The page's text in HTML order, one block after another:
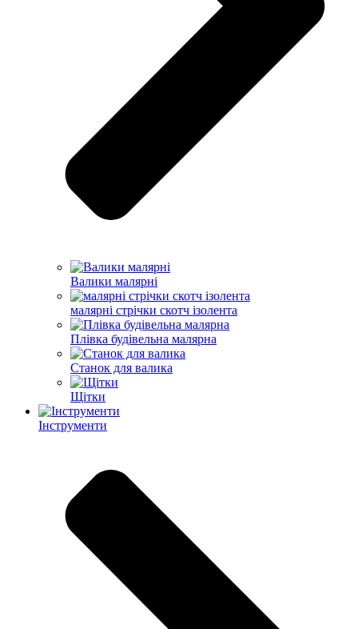
Валики малярні
малярні стрічки скотч ізолента
Плівка будівельна малярна
Станок для валика
Щітки
Інструменти